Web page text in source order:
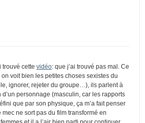
trouvé cette vidéo: que j’ai trouvé pas mal. Ce
on voit bien les petites choses sexistes du
ignorer, rejeter du groupe…), ils parlent à
personnage (masculin, car les rapports
que par son physique, ça m’a fait penser
ne sort pas du film transformé en